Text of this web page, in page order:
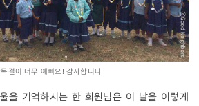
걸이 너무 예뻐요! 감사합니다
을 기억하시는 한 회원님은 이 날을 이렇게